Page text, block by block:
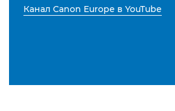
Канал Canon Europe в YouTube